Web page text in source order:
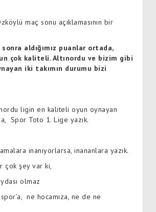
maç sonu açıklamasının bir
aldığımız puanlar ortada,
çok kaliteli. Altınordu ve bizim gibi
iki takımın durumu bizi
ligin en kaliteli oyun oynayan
Spor Toto 1. Lige yazık.
inanıyorlarsa, inananlara yazık.
çok şey var ki,
olmaz
ne hocamıza, ne de ne